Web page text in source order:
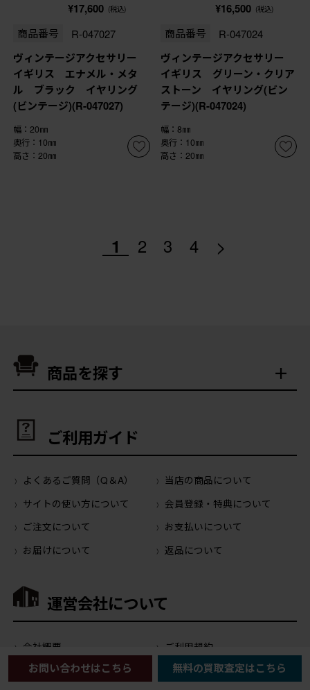
¥17,600 (税込)
商品番号 R-047027
ヴィンテージアクセサリー
イギリス エナメル・メタ
ル ブラック イヤリング
(ビンテージ)(R-047027)
幅：20㎜
奥行：10㎜
高さ：20㎜
¥16,500 (税込)
商品番号 R-047024
ヴィンテージアクセサリー
イギリス グリーン・クリア
ストーン イヤリング(ビン
テージ)(R-047024)
幅：8㎜
奥行：10㎜
高さ：20㎜
1 2 3 4 >
商品を探す
ご利用ガイド
よくあるご質問（Q＆A）
当店の商品について
サイトの使い方について
会員登録・特典について
ご注文について
お支払いについて
お届けについて
返品について
運営会社について
会社概要
ご利用規約
プライバシーポリシー
特定商取引に関する法律に基
づく表記
お問い合わせはこちら 無料の買取査定はこちら